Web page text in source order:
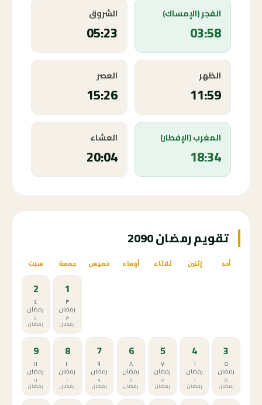
الفجر (الإمساك)
03:58
الشروق
05:23
الظهر
11:59
العصر
15:26
المغرب (الإفطار)
18:34
العشاء
20:04
تقويم رمضان 2090
أحد إثنين ثلاثاء أربعاء خميس جمعة سبت
1
٣
رمضان
٣
رمضان
2
٤
رمضان
٤
رمضان
3
٥
رمضان
٥
رمضان
4
٦
رمضان
٦
رمضان
5
٧
رمضان
٧
رمضان
6
٨
رمضان
٨
رمضان
7
٩
رمضان
٩
رمضان
8
١٠
رمضان
١٠
رمضان
9
١١
رمضان
١١
رمضان